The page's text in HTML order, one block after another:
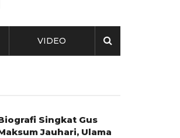
VIDEO
Singkat Gus
Jauhari, Ulama